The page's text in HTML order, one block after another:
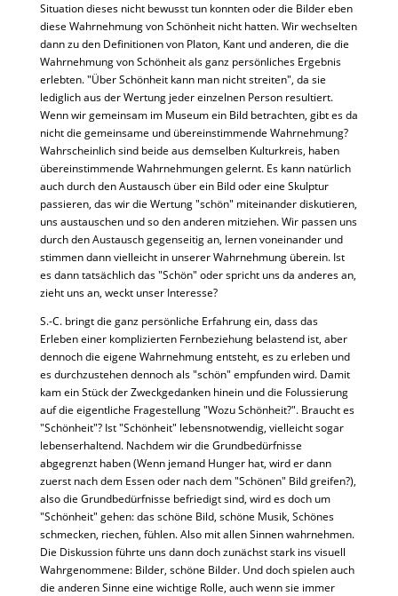
Situation dieses nicht bewusst tun konnten oder die Bilder eben
diese Wahrnehmung von Schönheit nicht hatten. Wir wechselten
dann zu den Definitionen von Platon, Kant und anderen, die die
Wahrnehmung von Schönheit als ganz persönliches Ergebnis
erlebten. "Über Schönheit kann man nicht streiten", da sie
lediglich aus der Wertung jeder einzelnen Person resultiert.
Wenn wir gemeinsam im Museum ein Bild betrachten, gibt es da
nicht die gemeinsame und übereinstimmende Wahrnehmung?
Wahrscheinlich sind beide aus demselben Kulturkreis, haben
übereinstimmende Wahrnehmungen gelernt. Es kann natürlich
auch durch den Austausch über ein Bild oder eine Skulptur
passieren, das wir die Wertung "schön" miteinander diskutieren,
uns austauschen und so den anderen mitziehen. Wir passen uns
durch den Austausch gegenseitig an, lernen voneinander und
stimmen dann vielleicht in unserer Wahrnehmung überein. Ist
es dann tatsächlich das "Schön" oder spricht uns da anderes an,
zieht uns an, weckt unser Interesse?
S.-C. bringt die ganz persönliche Erfahrung ein, dass das
Erleben einer komplizierten Fernbeziehung belastend ist, aber
dennoch die eigene Wahrnehmung entsteht, es zu erleben und
es durchzustehen dennoch als "schön" empfunden wird. Damit
kam ein Stück der Zweckgedanken hinein und die Folussierung
auf die eigentliche Fragestellung "Wozu Schönheit?". Braucht es
"Schönheit"? Ist "Schönheit" lebensnotwendig, vielleicht sogar
lebenserhaltend. Nachdem wir die Grundbedürfnisse
abgegrenzt haben (Wenn jemand Hunger hat, wird er dann
zuerst nach dem Essen oder nach dem "Schönen" Bild greifen?),
also die Grundbedürfnisse befriedigt sind, wird es doch um
"Schönheit" gehen: das schöne Bild, schöne Musik, Schönes
schmecken, riechen, fühlen. Also mit allen Sinnen wahrnehmen.
Die Diskussion führte uns dann doch zunächst stark ins visuell
Wahrgenommene: Bilder, schöne Bilder. Und doch spielen auch
die anderen Sinne eine wichtige Rolle, auch wenn sie immer